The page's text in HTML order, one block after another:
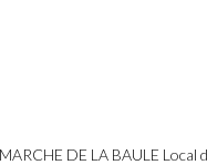
DE LA BAULE Local